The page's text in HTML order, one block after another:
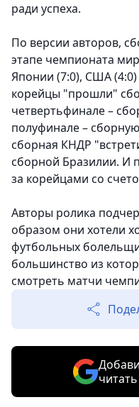
ради успеха.
По версии авторов,
этапе чемпионата
Японии (7:0), США
корейцы "прошли"
четвертьфинале –
полуфинале –
сборная КНДР
сборной Бразилии. И
за корейцами со
Авторы ролика
образом они хотели
футбольных
большинство из
смотреть матчи